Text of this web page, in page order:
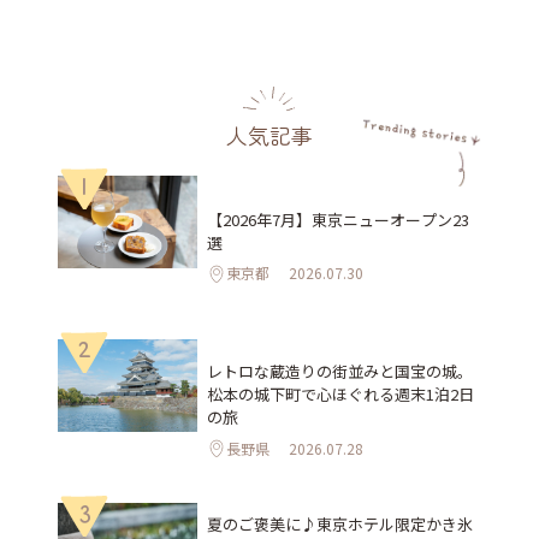
人気記事
1
【2026年7月】東京ニューオープン23
選
東京都 2026.07.30
2
レトロな蔵造りの街並みと国宝の城。
松本の城下町で心ほぐれる週末1泊2日
の旅
長野県 2026.07.28
3
夏のご褒美に♪東京ホテル限定かき氷